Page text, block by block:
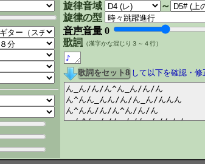
旋律音域
～
旋律の型
音声音量 0
歌詞
（漢字かな混じり３～４行）
して以下を確認・修